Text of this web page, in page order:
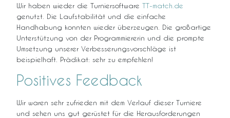
Wir haben wieder die TurniersoftwareTT-match.de
genutzt. Die Laufstabilität und die einfache
Handhabung konnten wieder überzeugen. Die großartige
Unterstützung von der Programmiererin und die prompte
Umsetzung unserer Verbesserungsvorschläge ist
beispielhaft. Prädikat: sehr zu empfehlen!
Positives Feedback
Wir waren sehr zufrieden mit dem Verlauf dieser Turniere
und sehen uns gut gerüstet für die Herausforderungen